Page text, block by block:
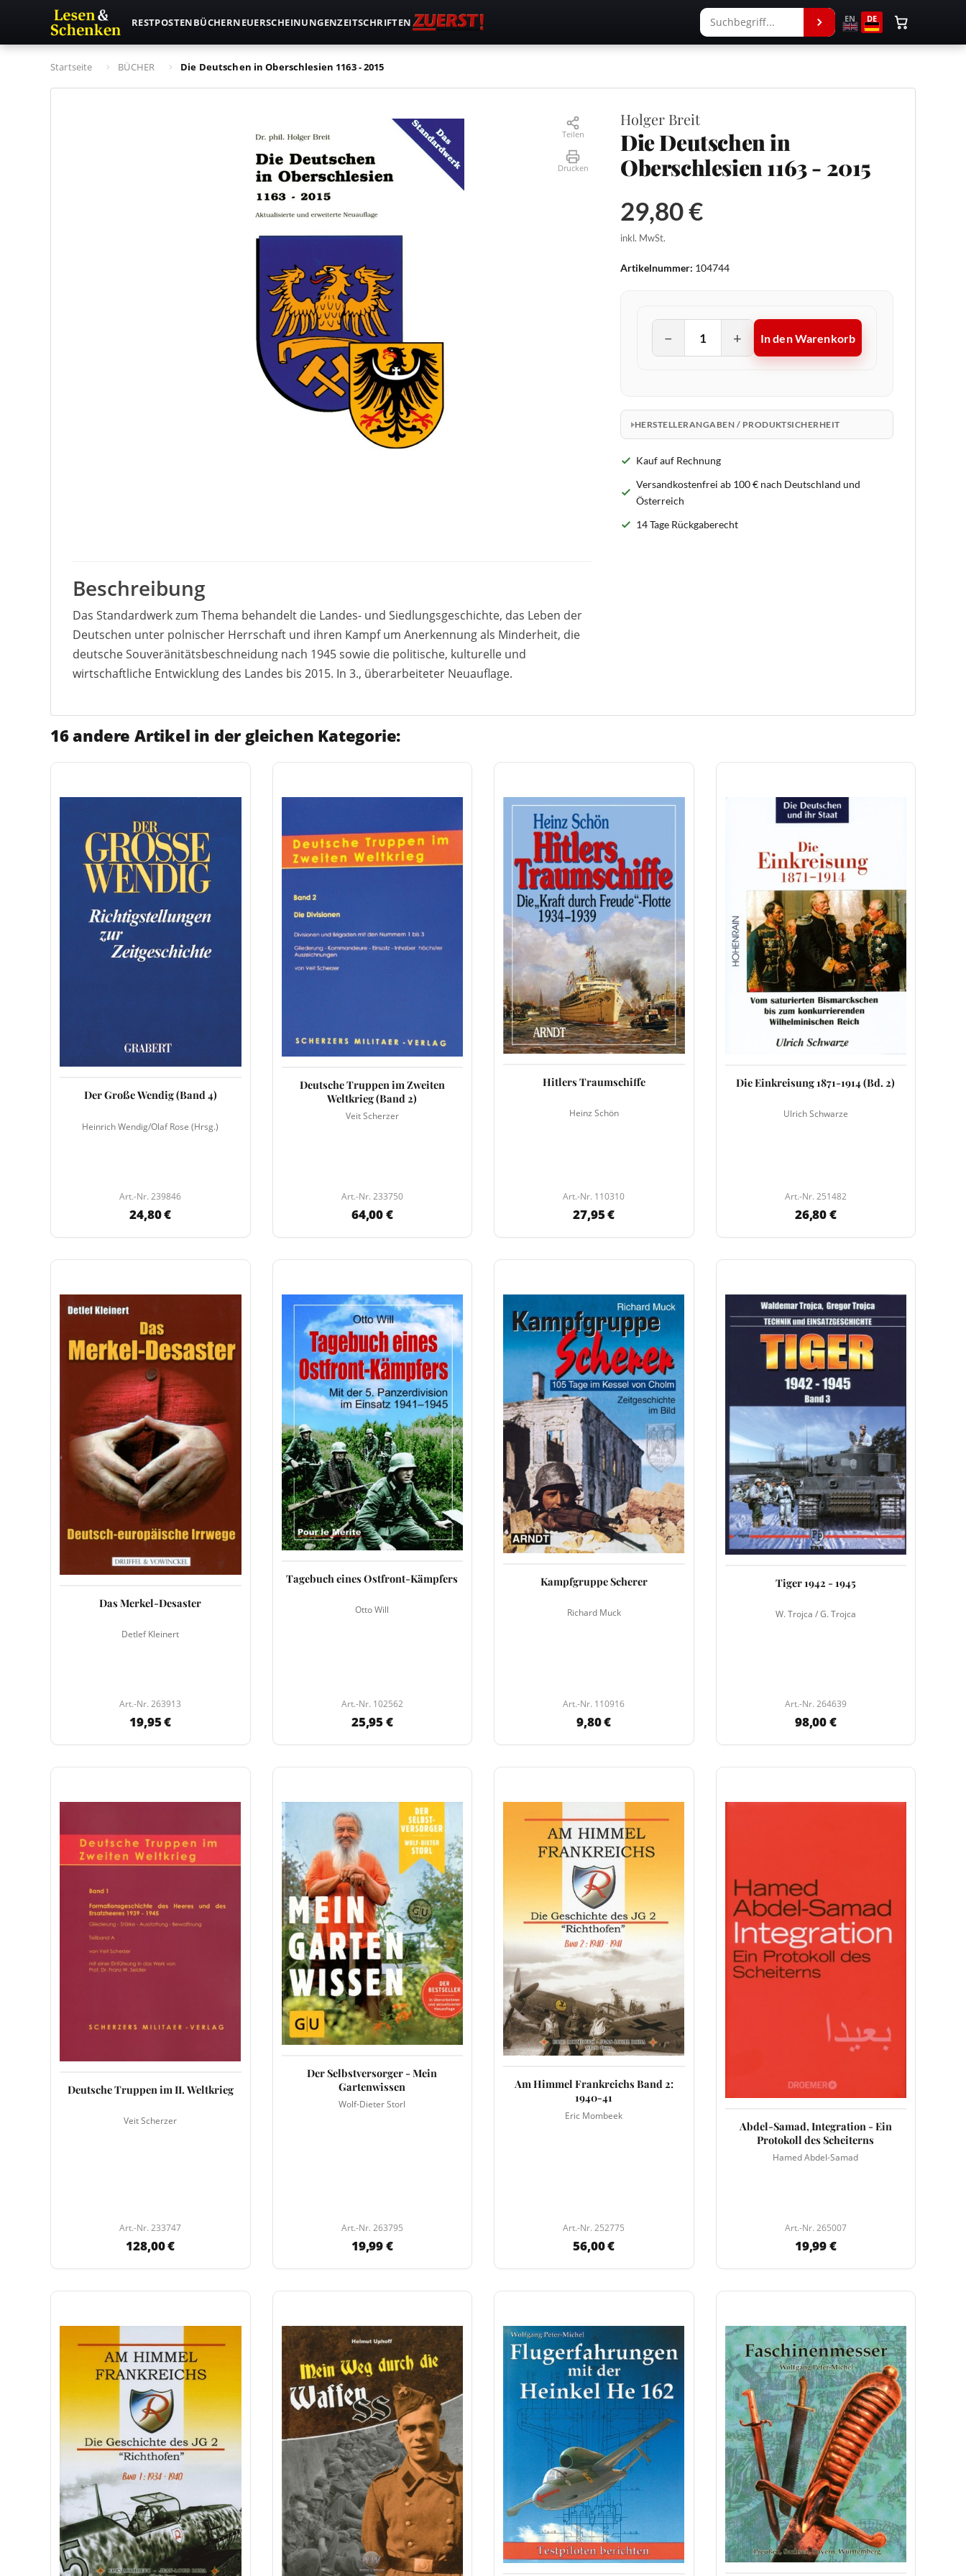
RESTPOSTENBÜCHERNEUERSCHEINUNGENZEITSCHRIFTEN EN DE
Startseite BÜCHER Die Deutschen in Oberschlesien 1163 - 2015
Teilen
Drucken
Holger Breit
Die Deutschen in
Oberschlesien 1163 - 2015
29,80 €
inkl. MwSt.
Artikelnummer: 104744
− + In den Warenkorb
HERSTELLERANGABEN / PRODUKTSICHERHEIT
Kauf auf Rechnung
Versandkostenfrei ab 100 € nach Deutschland und
Österreich
14 Tage Rückgaberecht
Beschreibung
Das Standardwerk zum Thema behandelt die Landes- und Siedlungsgeschichte, das Leben der
Deutschen unter polnischer Herrschaft und ihren Kampf um Anerkennung als Minderheit, die
deutsche Souveränitätsbeschneidung nach 1945 sowie die politische, kulturelle und
wirtschaftliche Entwicklung des Landes bis 2015. In 3., überarbeiteter Neuauflage.
16 andere Artikel in der gleichen Kategorie:
Der Große Wendig (Band 4)
Heinrich Wendig/Olaf Rose (Hrsg.)
Art.-Nr. 239846
24,80 €
Deutsche Truppen im Zweiten
Weltkrieg (Band 2)
Veit Scherzer
Art.-Nr. 233750
64,00 €
Hitlers Traumschiffe
Heinz Schön
Art.-Nr. 110310
27,95 €
Die Einkreisung 1871-1914 (Bd. 2)
Ulrich Schwarze
Art.-Nr. 251482
26,80 €
Das Merkel-Desaster
Detlef Kleinert
Art.-Nr. 263913
19,95 €
Tagebuch eines Ostfront-Kämpfers
Otto Will
Art.-Nr. 102562
25,95 €
Kampfgruppe Scherer
Richard Muck
Art.-Nr. 110916
9,80 €
Tiger 1942 - 1945
W. Trojca / G. Trojca
Art.-Nr. 264639
98,00 €
Deutsche Truppen im II. Weltkrieg
Veit Scherzer
Art.-Nr. 233747
128,00 €
Der Selbstversorger - Mein
Gartenwissen
Wolf-Dieter Storl
Art.-Nr. 263795
19,99 €
Am Himmel Frankreichs Band 2:
1940-41
Eric Mombeek
Art.-Nr. 252775
56,00 €
Abdel-Samad, Integration - Ein
Protokoll des Scheiterns
Hamed Abdel-Samad
Art.-Nr. 265007
19,99 €